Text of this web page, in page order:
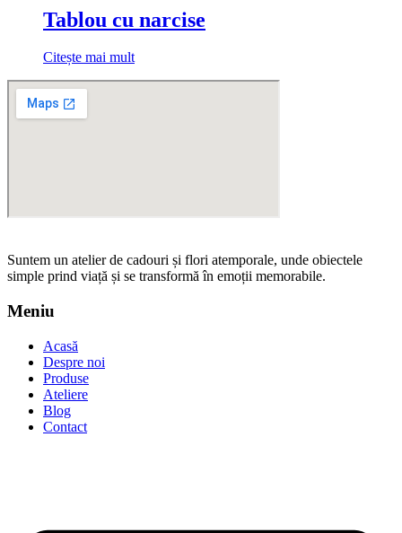
Tablou cu narcise
Citește mai mult
Suntem un atelier de cadouri și flori atemporale, unde obiectele
simple prind viață și se transformă în emoții memorabile.
Meniu
Acasă
Despre noi
Produse
Ateliere
Blog
Contact